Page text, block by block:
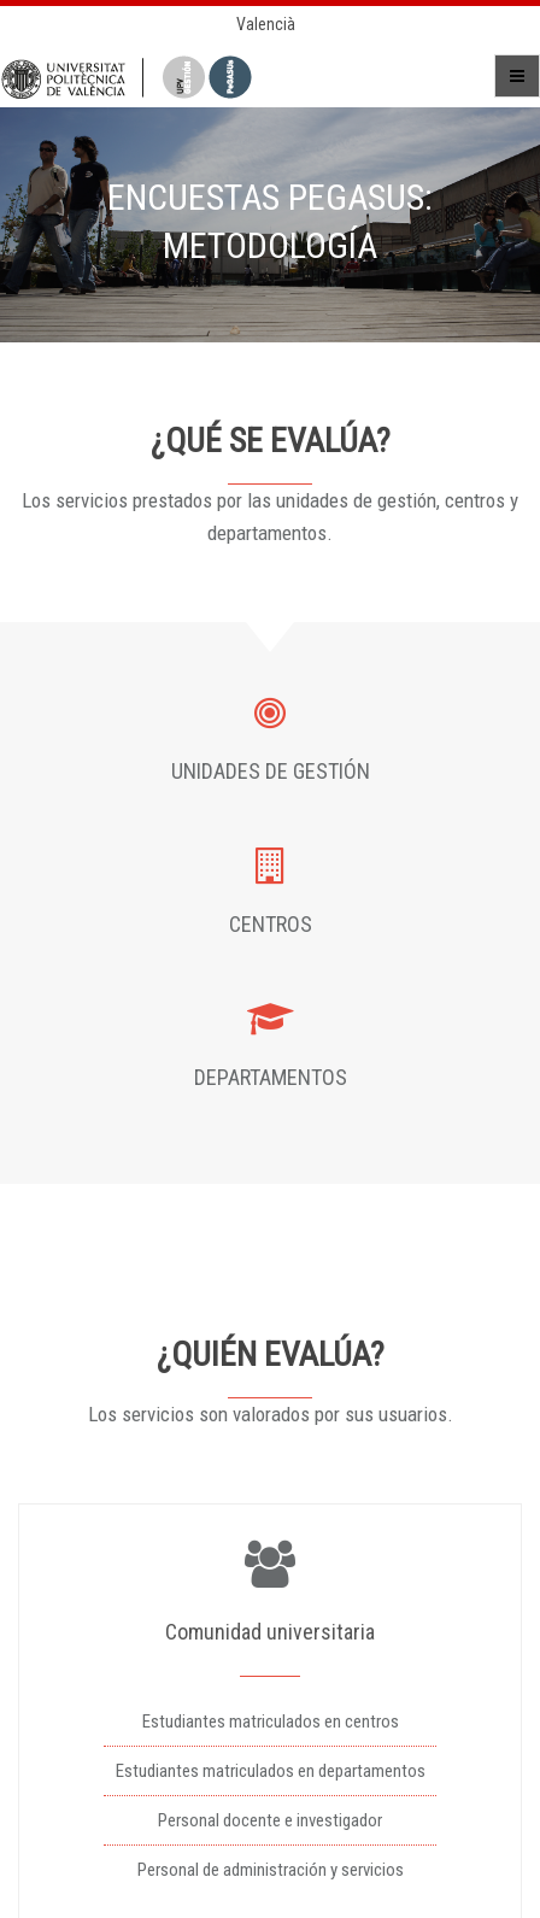
Valencià
ENCUESTAS PEGASUS:
METODOLOGÍA
¿QUÉ SE EVALÚA?
Los servicios prestados por las unidades de gestión, centros y
departamentos.
UNIDADES DE GESTIÓN
CENTROS
DEPARTAMENTOS
¿QUIÉN EVALÚA?
Los servicios son valorados por sus usuarios.
Comunidad universitaria
Estudiantes matriculados en centros
Estudiantes matriculados en departamentos
Personal docente e investigador
Personal de administración y servicios